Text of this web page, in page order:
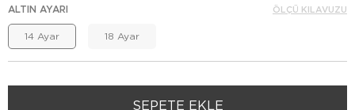
ALTIN AYARI
14 Ayar 18 Ayar
ÖLÇÜ KILAVUZU